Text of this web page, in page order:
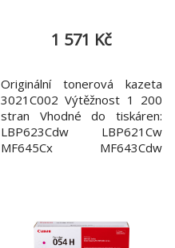
1 571 Kč
Originální tonerová kazeta
3021C002 Výtěžnost 1 200
stran Vhodné do tiskáren:
LBP623Cdw LBP621Cw
MF645Cx MF643Cdw